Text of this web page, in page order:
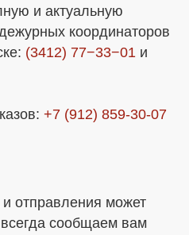
и актуальную
координаторов
(3412) 77−33−01 и
+7 (912) 859-30-07
отправления может
сообщаем вам